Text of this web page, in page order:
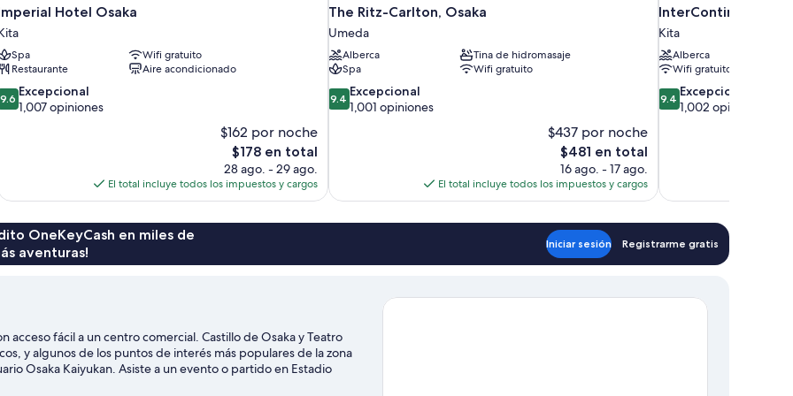
Hotel Osaka
Spa
Wifi gratuito
Restaurante
Aire acondicionado
9.6 Excepcional
1,007 opiniones
$162 por noche
El
precio
actual
es
$178 en total
28 ago. - 29 ago.
El total incluye todos los impuestos y cargos
The Ritz-Carlton, Osaka
Umeda
Alberca
Tina de hidromasaje
Spa
Wifi gratuito
9.4
de
9.4 Excepcional
1,001 opiniones
$437 por noche
El
precio
actual
es
$481
$481 en total
16 ago. - 17 ago.
El total incluye todos los impuestos y cargos
InterContinental
Kita
Alberca
Wifi gratuito
9.4
de
9.4 Excepcional
1,002 opiniones
OneKeyCash en miles de
aventuras!
Iniciar sesión Registrarme gratis
acceso fácil a un centro comercial. Castillo de Osaka y Teatro
y algunos de los puntos de interés más populares de la zona
Osaka Kaiyukan. Asiste a un evento o partido en Estadio
Centro de descubrimiento Legoland, una de las atracciones